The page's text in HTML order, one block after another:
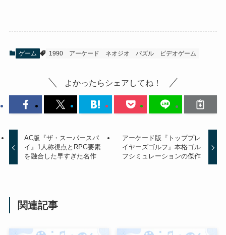
ゲーム 1990 アーケード ネオジオ パズル ビデオゲーム
よかったらシェアしてね！
AC版『ザ・スーパースパ
イ』1人称視点とRPG要素
を融合した早すぎた名作
アーケード版『トッププレ
イヤーズゴルフ』本格ゴル
フシミュレーションの傑作
関連記事